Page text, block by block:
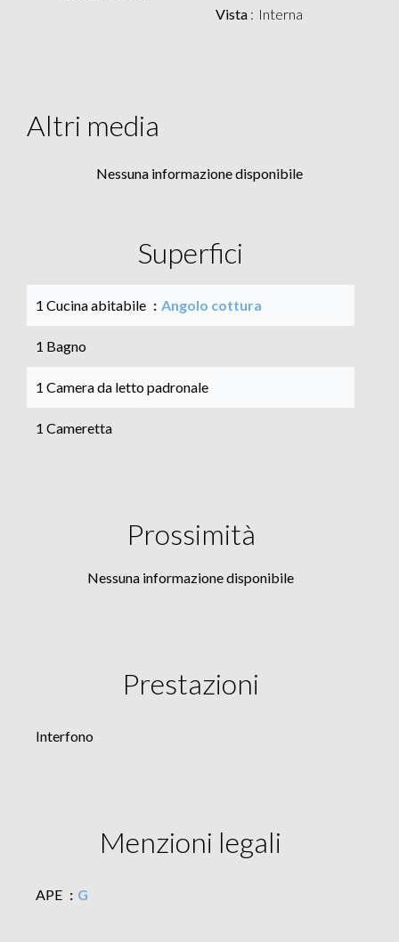
Vista Interna
Altri media
Nessuna informazione disponibile
Superfici
1 Cucina abitabile Angolo cottura
1 Bagno
1 Camera da letto padronale
1 Cameretta
Prossimità
Nessuna informazione disponibile
Prestazioni
Interfono
Menzioni legali
APE G